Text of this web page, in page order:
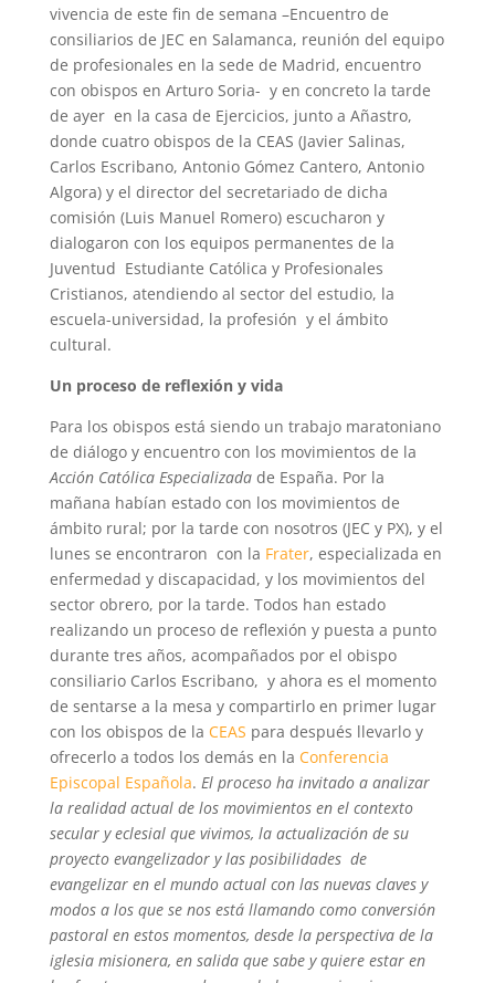
vivencia de este fin de semana –Encuentro de
consiliarios de JEC en Salamanca, reunión del equipo
de profesionales en la sede de Madrid, encuentro
con obispos en Arturo Soria- y en concreto la tarde
de ayer en la casa de Ejercicios, junto a Añastro,
donde cuatro obispos de la CEAS (Javier Salinas,
Carlos Escribano, Antonio Gómez Cantero, Antonio
Algora) y el director del secretariado de dicha
comisión (Luis Manuel Romero) escucharon y
dialogaron con los equipos permanentes de la
Juventud Estudiante Católica y Profesionales
Cristianos, atendiendo al sector del estudio, la
escuela-universidad, la profesión y el ámbito
cultural.
Un proceso de reflexión y vida
Para los obispos está siendo un trabajo maratoniano
de diálogo y encuentro con los movimientos de la
Acción Católica Especializadade España. Por la
mañana habían estado con los movimientos de
ámbito rural; por la tarde con nosotros (JEC y PX), y el
lunes se encontraron con la Frater, especializada en
enfermedad y discapacidad, y los movimientos del
sector obrero, por la tarde. Todos han estado
realizando un proceso de reflexión y puesta a punto
durante tres años, acompañados por el obispo
consiliario Carlos Escribano, y ahora es el momento
de sentarse a la mesa y compartirlo en primer lugar
con los obispos de la CEAS para después llevarlo y
ofrecerlo a todos los demás en la Conferencia
Episcopal Española. El proceso ha invitado a analizar
la realidad actual de los movimientos en el contexto
secular y eclesial que vivimos, la actualización de su
proyecto evangelizador y las posibilidades de
evangelizar en el mundo actual con las nuevas claves y
modos a los que se nos está llamando como conversión
pastoral en estos momentos, desde la perspectiva de la
iglesia misionera, en salida que sabe y quiere estar en